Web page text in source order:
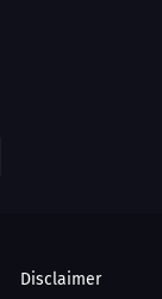
Disclaimer